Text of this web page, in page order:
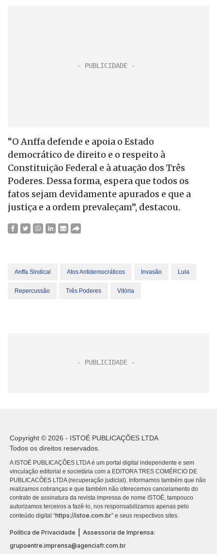
“O Anffa defende e apoia o Estado
democrático de direito e o respeito à
Constituição Federal e à atuação dos Três
Poderes. Dessa forma, espera que todos os
fatos sejam devidamente apurados e que a
justiça e a ordem prevaleçam”, destacou.
Anffa Sindical Atos Antidemocráticos Invasão Lula
Repercussão Três Poderes Vitória
Copyright © 2026 - ISTOÉ PUBLICAÇÕES LTDA
Todos os direitos reservados.
A ISTOÉ PUBLICAÇÕES LTDA é um portal digital independente e sem
vinculação editorial e societária com a EDITORA TRES COMÉRCIO DE
PUBLICACÕES LTDA (recuperação judicial). Informamos também que não
realizamos cobranças e que também não oferecemos cancelamento do
contrato de assinatura da revista impressa de nome ISTOÉ, tampouco
autorizamos terceiros a fazê-lo, nos responsabilizamos apenas pelo
conteúdo digital “https://istoe.com.br” e seus respectivos sites.
Política de Privacidade
Assessoria de Imprensa:
grupoentre.imprensa@agenciafr.com.br